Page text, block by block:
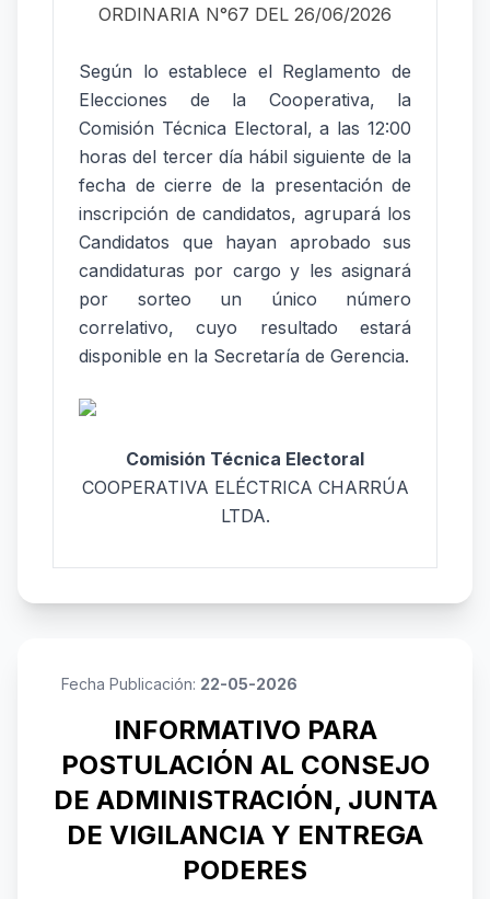
ORDINARIA N°67 DEL 26/06/2026
Según lo establece el Reglamento de
Elecciones de la Cooperativa, la
Comisión Técnica Electoral, a las 12:00
horas del tercer día hábil siguiente de la
fecha de cierre de la presentación de
inscripción de candidatos, agrupará los
Candidatos que hayan aprobado sus
candidaturas por cargo y les asignará
por sorteo un único número
correlativo, cuyo resultado estará
disponible en la Secretaría de Gerencia.
Comisión Técnica Electoral
COOPERATIVA ELÉCTRICA CHARRÚA
LTDA.
Fecha Publicación: 22-05-2026
INFORMATIVO PARA
POSTULACIÓN AL CONSEJO
DE ADMINISTRACIÓN, JUNTA
DE VIGILANCIA Y ENTREGA
PODERES